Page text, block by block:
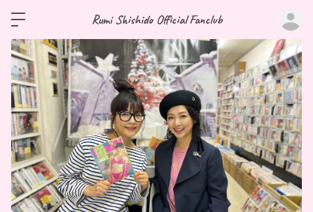
Rumi Shishido Official Fanclub